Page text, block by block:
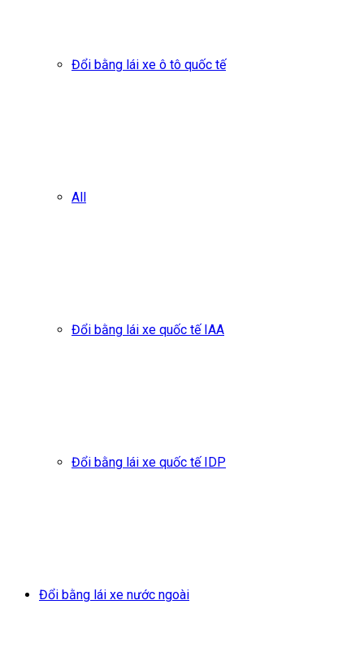
Đổi bằng lái xe ô tô quốc tế
All
Đổi bằng lái xe quốc tế IAA
Đổi bằng lái xe quốc tế IDP
Đổi bằng lái xe nước ngoài